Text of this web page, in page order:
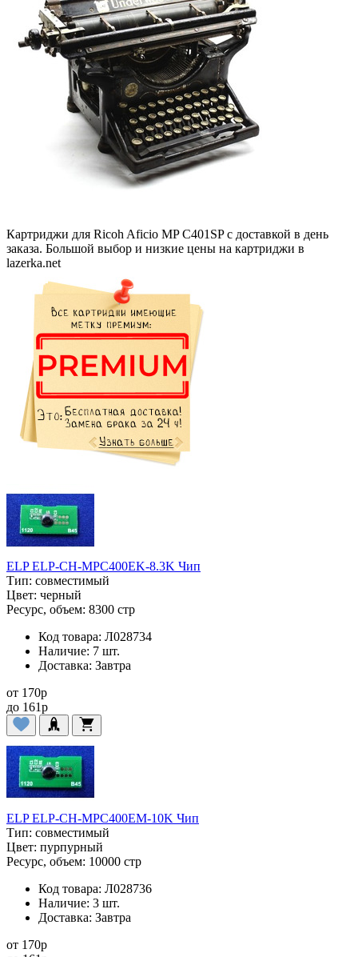
Картриджи для Ricoh Aficio MP C401SP с доставкой в день
заказа. Большой выбор и низкие цены на картриджи в
lazerka.net
ELP ELP-CH-MPC400EK-8.3K Чип
Тип: совместимый
Цвет: черный
Ресурс, объем: 8300 стр
Код товара: Л028734
Наличие: 7 шт.
Доставка: Завтра
от 170p
до 161p
ELP ELP-CH-MPC400EM-10K Чип
Тип: совместимый
Цвет: пурпурный
Ресурс, объем: 10000 стр
Код товара: Л028736
Наличие: 3 шт.
Доставка: Завтра
от 170p